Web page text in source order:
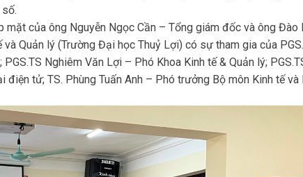
mặt của ông Nguyễn Ngọc Cần – Tổng giám đốc và ông Đào
Quản lý (Trường Đại học Thuỷ Lợi) có sự tham gia của
Nghiêm Văn Lợi – Phó Khoa Kinh tế & Quản lý;
tử; TS. Phùng Tuấn Anh – Phó trưởng Bộ môn Kinh tế và